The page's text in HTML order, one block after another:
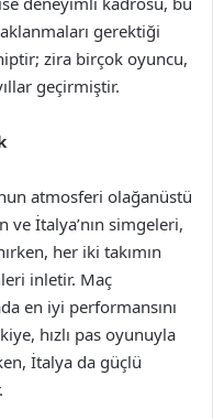
gerektiği
zira birçok oyuncu,
geçirmiştir.
atmosferi olağanüstü
ve İtalya’nın simgeleri,
her iki takımın
inletir. Maç
en iyi performansını
hızlı pas oyunuyla
İtalya da güçlü